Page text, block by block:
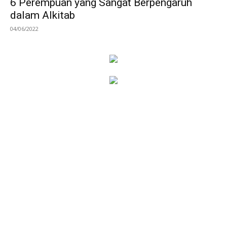
6 Perempuan yang Sangat Berpengaruh
dalam Alkitab
04/06/2022